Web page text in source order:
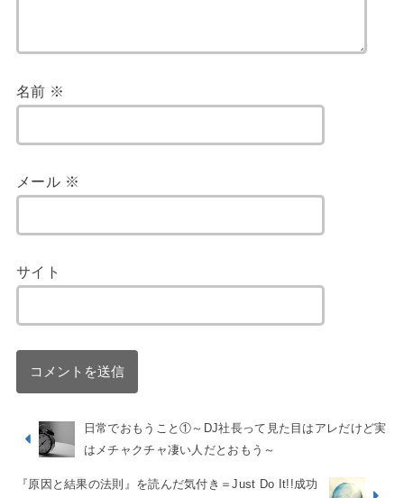
名前 ※
メール ※
サイト
日常でおもうこと①～DJ社長って見た目はアレだけど実
はメチャクチャ凄い人だとおもう～
『原因と結果の法則』を読んだ気付き＝Just Do It!!成功